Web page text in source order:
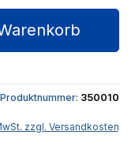
Produktnummer: 350010
zzgl. Versandkosten